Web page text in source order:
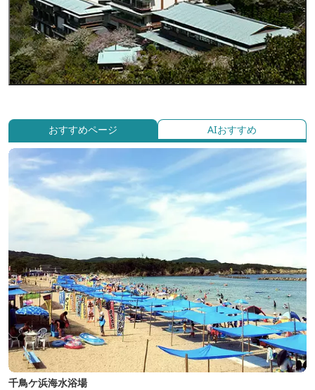
おすすめページ AIおすすめ
千鳥ケ浜海水浴場